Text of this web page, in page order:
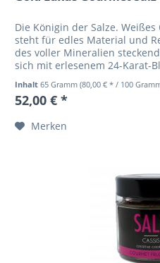
Die Königin der Salze.
steht für edles Material und
des voller Mineralien
sich mit erlesenem 24-Karat-
Inhalt65 Gramm(80,00 € * / 100
52,00 € *
Merken